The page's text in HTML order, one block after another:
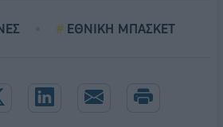
ΕΘΝΙΚΗ ΜΠΑΣΚΕΤ